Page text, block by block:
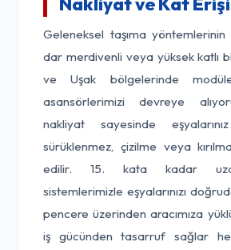
Geleneksel taşıma yöntemlerinin
dar merdivenli veya yüksek katlı
ve Uşak bölgelerinde
asansörlerimizi devreye
nakliyat sayesinde
sürüklenmez, çizilme veya
edilir. 15. kata kadar
sistemlerimizle eşyalarınızı
pencere üzerinden aracımıza
iş gücünden tasarruf sağlar